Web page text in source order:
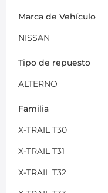
Marca de Vehículo
NISSAN
Tipo de repuesto
ALTERNO
Familia
X-TRAIL T30
X-TRAIL T31
X-TRAIL T32